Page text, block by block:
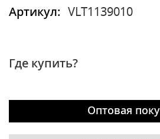
Артикул:
VLT1139010
Где купить?
Оптовая